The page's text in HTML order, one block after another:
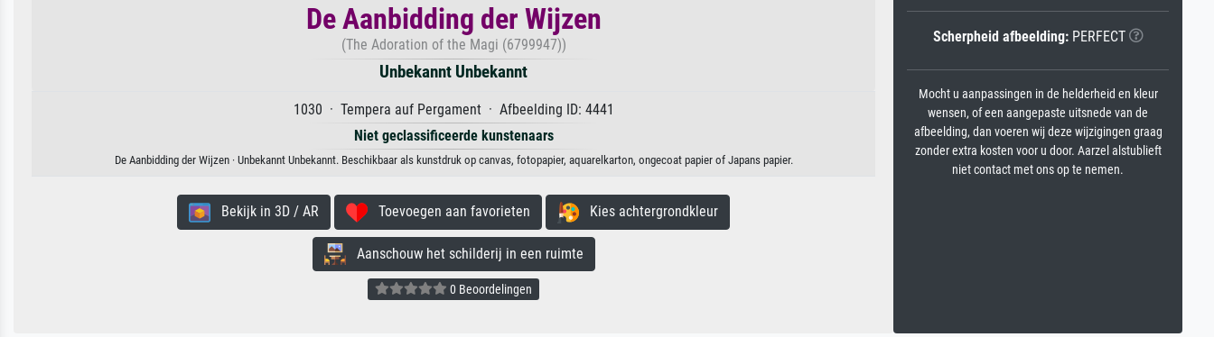
De Aanbidding der Wijzen
(The Adoration of the Magi (6799947))
Unbekannt Unbekannt
1030 · Tempera auf Pergament · Afbeelding ID: 4441
Niet geclassificeerde kunstenaars
De Aanbidding der Wijzen · Unbekannt Unbekannt. Beschikbaar als kunstdruk op canvas, fotopapier, aquarelkarton, ongecoat papier of Japans papier.
Bekijk in 3D / AR Toevoegen aan favorieten Kies achtergrondkleur
Aanschouw het schilderij in een ruimte
0 Beoordelingen
Scherpheid afbeelding:PERFECT
Mocht u aanpassingen in de helderheid en kleur
wensen, of een aangepaste uitsnede van de
afbeelding, dan voeren wij deze wijzigingen graag
zonder extra kosten voor u door. Aarzel alstublieft
niet contact met ons op te nemen.